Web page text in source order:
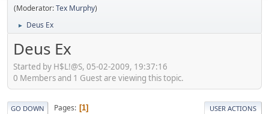
(Moderator:Tex Murphy)
► Deus Ex
Deus Ex
Started by H$L!@S, 05-02-2009, 19:37:16
0 Members and 1 Guest are viewing this topic.
GO DOWN Pages 1 USER ACTIONS